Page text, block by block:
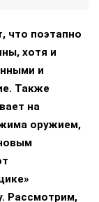
что поэтапно
хотя и
и
Также
на
оружием,
Рассмотрим,